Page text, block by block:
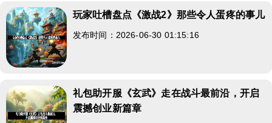
玩家吐槽盘点《激战2》那些令人蛋疼的事儿
发布时间：2026-06-30 01:15:16
礼包助开服《玄武》走在战斗最前沿，开启
震撼创业新篇章